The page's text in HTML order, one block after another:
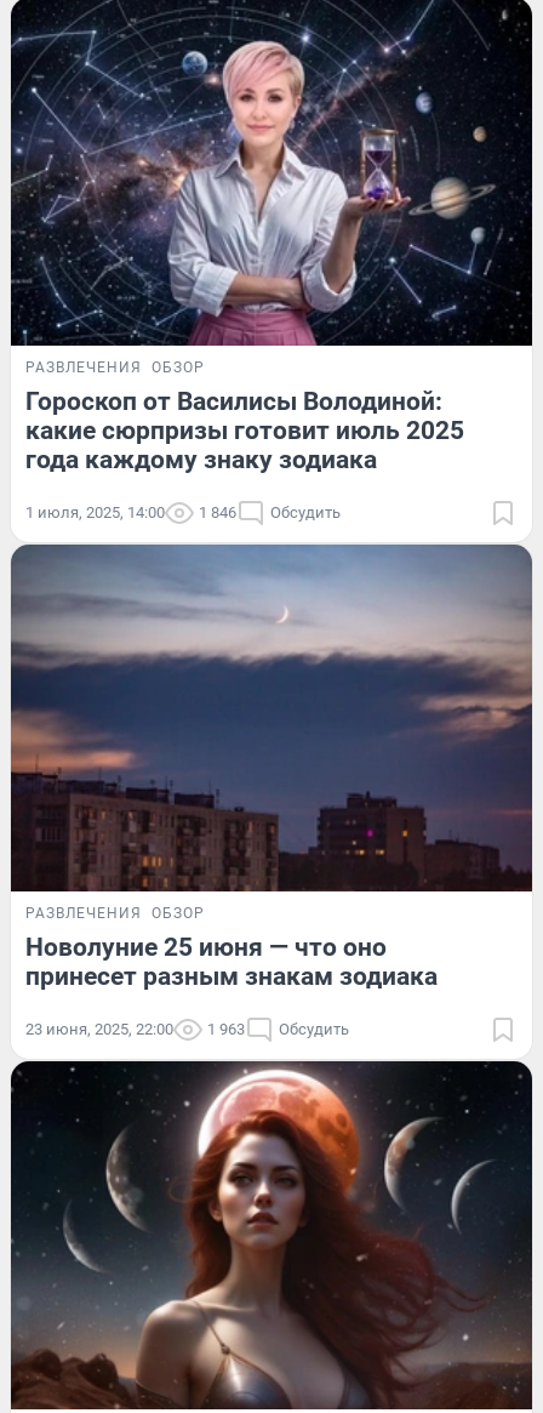
РАЗВЛЕЧЕНИЯ ОБЗОР
Гороскоп от Василисы Володиной:
какие сюрпризы готовит июль 2025
года каждому знаку зодиака
1 июля, 2025, 14:00 1 846 Обсудить
РАЗВЛЕЧЕНИЯ ОБЗОР
Новолуние 25 июня — что оно
принесет разным знакам зодиака
23 июня, 2025, 22:00 1 963 Обсудить